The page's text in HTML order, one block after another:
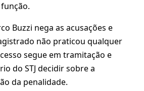
Buzzi nega as acusações e
não praticou qualquer
segue em tramitação e
do STJ decidir sobre a
da penalidade.